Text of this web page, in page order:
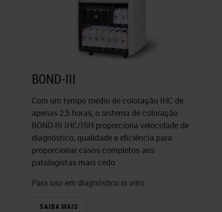
BOND-III
Com um tempo médio de coloração IHC de
apenas 2,5 horas, o sistema de coloração
BOND-III IHC/ISH proporciona velocidade de
diagnóstico, qualidade e eficiência para
proporcionar casos completos aos
patologistas mais cedo.
Para uso em diagnóstico in vitro
SAIBA MAIS